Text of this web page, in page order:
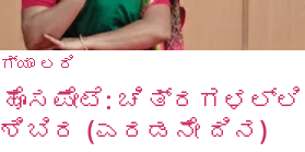
ಗ್ಯಾ ಲರಿ
ಹೊಸಪೇಟೆ:
ಶಿಬಿರ (ಎರಡನೇ ದಿನ)